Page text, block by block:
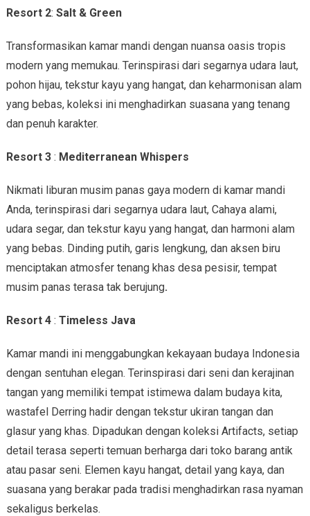
Resort 2: Salt & Green
Transformasikan kamar mandi dengan nuansa oasis tropis
modern yang memukau. Terinspirasi dari segarnya udara laut,
pohon hijau, tekstur kayu yang hangat, dan keharmonisan alam
yang bebas, koleksi ini menghadirkan suasana yang tenang
dan penuh karakter.
Resort 3 : Mediterranean Whispers
Nikmati liburan musim panas gaya modern di kamar mandi
Anda, terinspirasi dari segarnya udara laut, Cahaya alami,
udara segar, dan tekstur kayu yang hangat, dan harmoni alam
yang bebas. Dinding putih, garis lengkung, dan aksen biru
menciptakan atmosfer tenang khas desa pesisir, tempat
musim panas terasa tak berujung.
Resort 4 : Timeless Java
Kamar mandi ini menggabungkan kekayaan budaya Indonesia
dengan sentuhan elegan. Terinspirasi dari seni dan kerajinan
tangan yang memiliki tempat istimewa dalam budaya kita,
wastafel Derring hadir dengan tekstur ukiran tangan dan
glasur yang khas. Dipadukan dengan koleksi Artifacts, setiap
detail terasa seperti temuan berharga dari toko barang antik
atau pasar seni. Elemen kayu hangat, detail yang kaya, dan
suasana yang berakar pada tradisi menghadirkan rasa nyaman
sekaligus berkelas.